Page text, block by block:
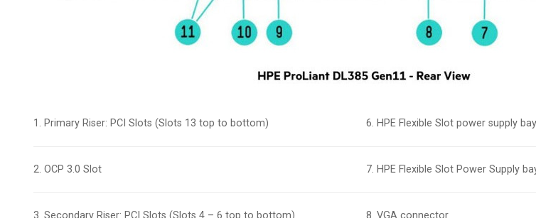
1. Primary Riser: PCI Slots (Slots 13 top to bottom) 6. HPE Flexible Slot power supply
2. OCP 3.0 Slot 7. HPE Flexible Slot Power Supply